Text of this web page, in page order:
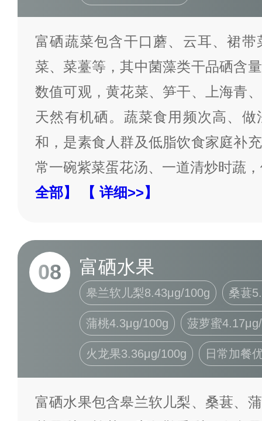
富硒蔬菜包含干口蘑、云耳、裙
菜、菜薹等，其中菌藻类干品硒含
数值可观，黄花菜、笋干、上海青
天然有机硒。蔬菜食用频次高、
和，是素食人群及低脂饮食家庭补
常一碗紫菜蛋花汤、一道清炒时蔬
全部】
【 详细>>】
08 富硒水果
皋兰软儿梨8.43μg/100g 桑葚
蒲桃4.3μg/100g 菠萝蜜
火龙果3.36μg/100g 日常加餐
富硒水果包含皋兰软儿梨、桑葚、